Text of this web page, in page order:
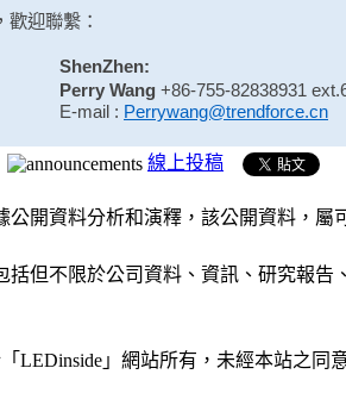
歡迎聯繫：
ShenZhen:
Perry Wang +86-755-82838931
E-mail : Perrywang@trendforce.cn
線上投稿
公開資料分析和演釋，該公開資料，
括但不限於公司資料、資訊、研究報
「LEDinside」網站所有，未經本站之